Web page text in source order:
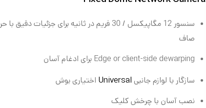
سنسور 12 مگاپیکسل / 30 فریم در ثانیه برای جزئیات دقیق
صاف
Edge or client-side dewarping برای ادغام آسان
سازگار با لوازم جانبی Universal اختیاری بوش
نصب آسان با چرخش کلیک